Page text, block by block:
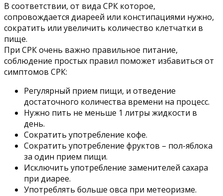
В соответствии, от вида СРК которое,
сопровождается диареей или констипациями нужно,
сократить или увеличить количество клетчатки в
пище.
При СРК очень важно правильное питание,
соблюдение простых правил поможет избавиться от
симптомов СРК:
Регулярный прием пищи, и отведение
достаточного количества времени на процесс.
Нужно пить не меньше 1 литры жидкости в
день.
Сократить употребление кофе.
Сократить употребление фруктов – пол-яблока
за один прием пищи.
Исключить употребление заменителей сахара
при диарее.
Употреблять больше овса при метеоризме.